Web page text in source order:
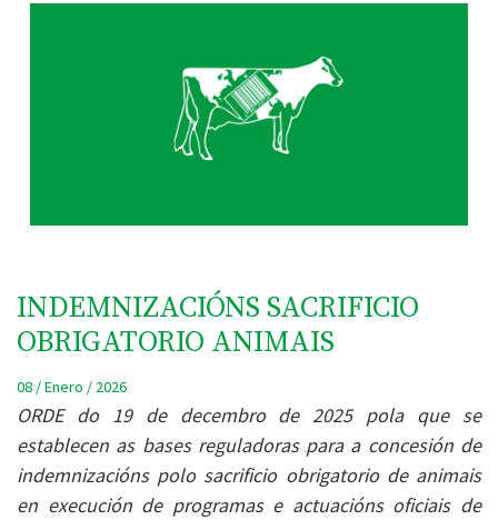
INDEMNIZACIÓNS SACRIFICIO
OBRIGATORIO ANIMAIS
08 / Enero / 2026
ORDE do 19 de decembro de 2025 pola que se
establecen as bases reguladoras para a concesión de
indemnizacións polo sacrificio obrigatorio de animais
en execución de programas e actuacións oficiais de